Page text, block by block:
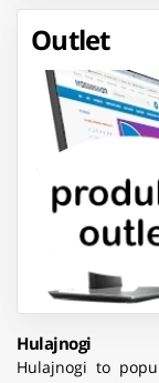
Outlet
Hulajnogi
Hulajnogi to